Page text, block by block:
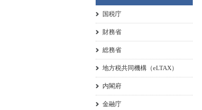
国税庁
財務省
総務省
地方税共同機構（eLTAX）
内閣府
金融庁